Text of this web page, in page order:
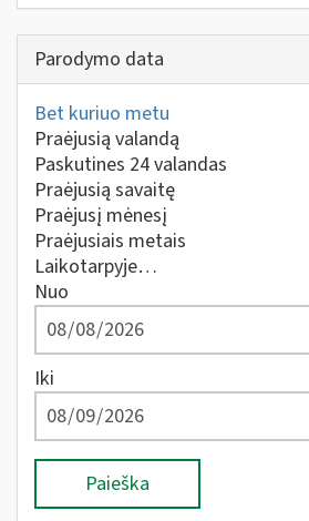
Parodymo data
Bet kuriuo metu
Praėjusią valandą
Paskutines 24 valandas
Praėjusią savaitę
Praėjusį mėnesį
Praėjusiais metais
Laikotarpyje…
Nuo
Iki
Paieška